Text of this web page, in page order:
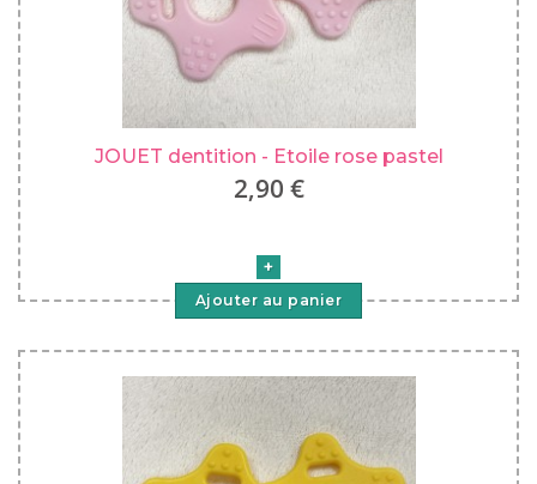
JOUET dentition - Etoile rose pastel
2,90 €
Ajouter au panier